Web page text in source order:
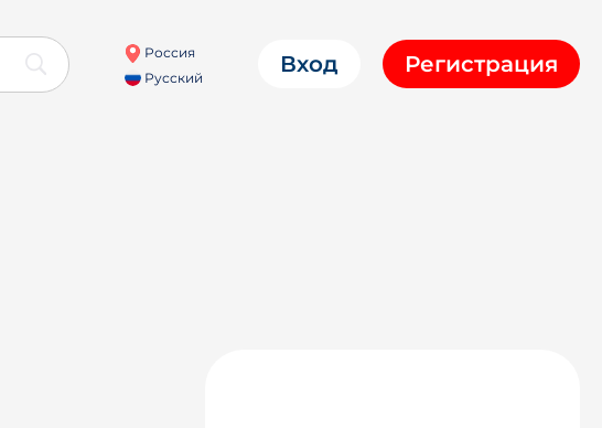
Россия
Русский
Вход Регистрация